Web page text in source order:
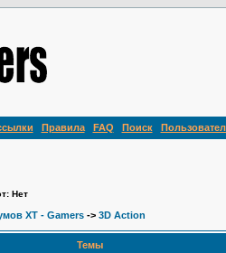
Правила FAQ Поиск
Нет
XT - Gamers -> 3D Action
Темы